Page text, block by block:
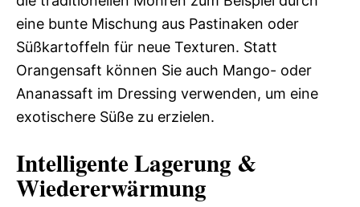
eine bunte Mischung aus Pastinaken oder
Süßkartoffeln für neue Texturen. Statt
Orangensaft können Sie auch Mango- oder
Ananassaft im Dressing verwenden, um eine
exotischere Süße zu erzielen.
Intelligente Lagerung &
Wiedererwärmung